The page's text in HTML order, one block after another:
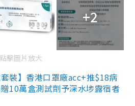
+2
點擊圖片放大
裝】香港口罩廠acc+推$18病
10萬盒測試劑予深水埗露宿者